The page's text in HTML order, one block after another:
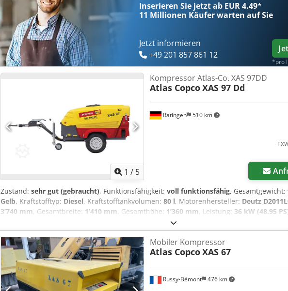
Inserieren Sie jetzt ab EUR 4.49*
11 Millionen Käufer warten auf Sie
Jetzt informieren
+49 201 857 861 12
*pro
1 / 5
Ratingen 510 km
Kompressor Atlas-Co. XAS 97DD
Atlas CopcoXAS 97 Dd
Zustand: sehr gut (gebraucht), Funktionsfähigkeit: voll funktionsfähig, Gesamtgewicht:
Gelb, Kraftstofftyp: Diesel, Kraftstofftankvolumen: 80 l, Motorenhersteller: Deutz
3’740 mm, Gesamtbreite: 1’410 mm, Gesamthöhe: 1’360 mm, Leistung: 36 kW (48.95
, Druck (max.):
2016, Betriebsstunden:1’190 h, nächste Prüfung (TÜV):04/2025, Maschinen-/
APP418299, Ausstattung:UVV, - Haube und Karosserie aus schlagfestem, robustem
und Feststellbremse mit Rückfahrautomatik - Werkzeugöler Dcjdpfx Akjtwz Ezevek -
Zugöse oder PKW-Kugelkopfkupplung, Zugvorrichtung höhenverstellbar Nächste
nach RL 87/404/EWG fällig im Mai 2026 Bei Fragen wenden Sie sich gerne persönlich bei
Russy-Bémont 476 km
Mobiler Kompressor
Atlas CopcoXAS 67